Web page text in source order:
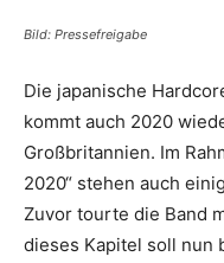
Bild: Pressefreigabe
Die japanische
kommt auch 2020
Großbritannien. Im
2020“ stehen auch
Zuvor tourte die Band
dieses Kapitel soll nun